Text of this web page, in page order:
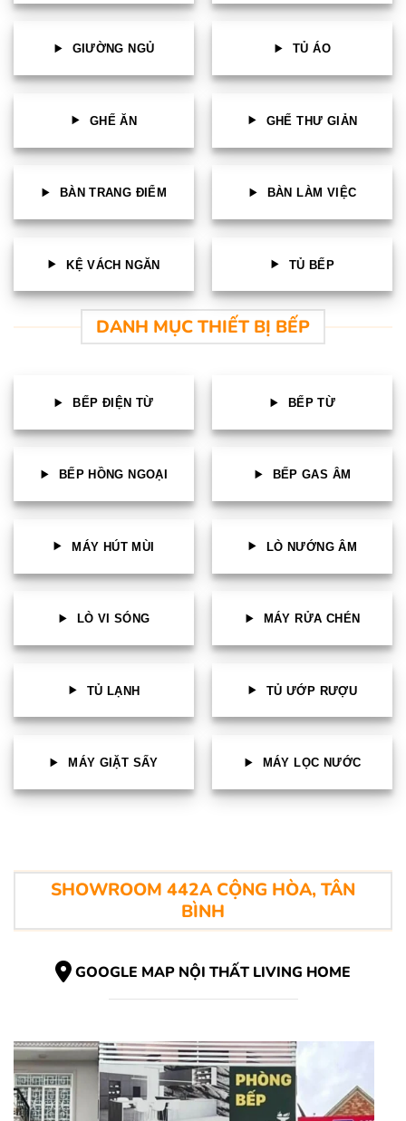
GIƯỜNG NGỦ TỦ ÁO
GHẾ ĂN GHẾ THƯ GIẢN
BÀN TRANG ĐIỂM BÀN LÀM VIỆC
KỆ VÁCH NGĂN TỦ BẾP
DANH MỤC THIẾT BỊ BẾP
BẾP ĐIỆN TỪ BẾP TỪ
BẾP HỒNG NGOẠI BẾP GAS ÂM
MÁY HÚT MÙI LÒ NƯỚNG ÂM
LÒ VI SÓNG MÁY RỬA CHÉN
TỦ LẠNH TỦ ƯỚP RƯỢU
MÁY GIẶT SẤY MÁY LỌC NƯỚC
SHOWROOM 442A CỘNG HÒA, TÂN
BÌNH
GOOGLE MAP NỘI THẤT LIVING HOME